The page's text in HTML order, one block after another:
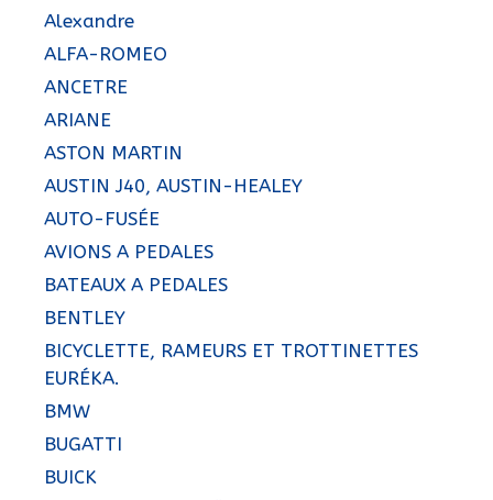
Alexandre
ALFA-ROMEO
ANCETRE
ARIANE
ASTON MARTIN
AUSTIN J40, AUSTIN-HEALEY
AUTO-FUSÉE
AVIONS A PEDALES
BATEAUX A PEDALES
BENTLEY
BICYCLETTE, RAMEURS ET TROTTINETTES
EURÉKA.
BMW
BUGATTI
BUICK